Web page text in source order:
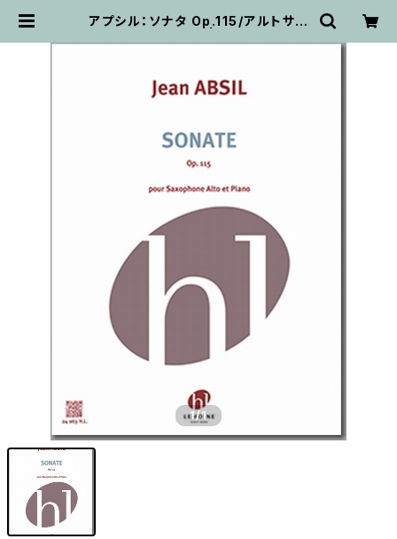
アプシル：ソナタ Op.115/アルトサク
店 アトリエ・デ・くっきぃず
1/1